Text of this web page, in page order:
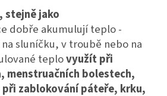
stejně jako
dobře akumulují teplo -
sluníčku, v troubě nebo na
teplovyužít při
menstruačních bolestech,
zablokování páteře, krku,